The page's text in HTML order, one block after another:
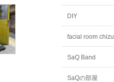
DIY
facial room chizu
SaQ Band
SaQの部屋